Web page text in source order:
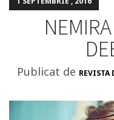
Publicat de REVISTA